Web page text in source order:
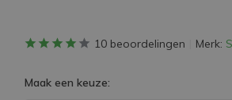
10 beoordelingen Merk:
Maak een keuze: